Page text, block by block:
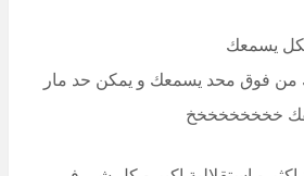
يسمعك
من فوق محد يسمعك و يمكن حد مار
خخخخخخخخخ